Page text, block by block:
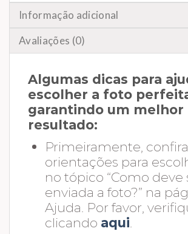
Informação adicional
Avaliações (0)
Algumas dicas para
escolher a foto
garantindo um melhor
resultado:
Primeiramente, confira
orientações para
no tópico “Como deve
enviada a foto?” na
Ajuda. Por favor,
clicando aqui